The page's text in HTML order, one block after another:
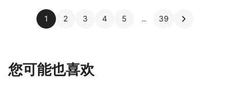
1 2 3 4 5 39
您可能也喜欢